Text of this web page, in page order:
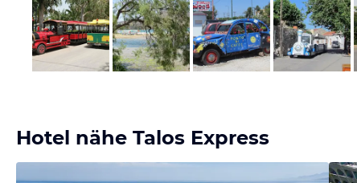
Bild melden
von Andrea
Hotel nähe Talos Express